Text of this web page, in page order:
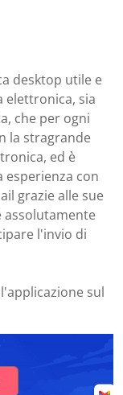
desktop utile e
elettronica, sia
che per ogni
la stragrande
ed è
con
grazie alle sue
assolutamente
l'invio di
sul